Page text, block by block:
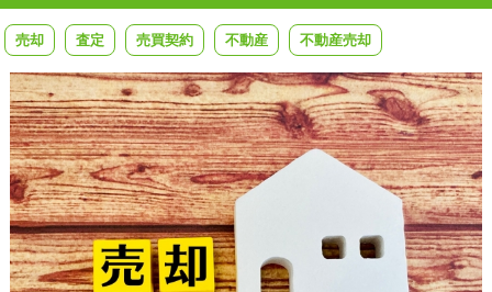
売却 査定 売買契約 不動産 不動産売却